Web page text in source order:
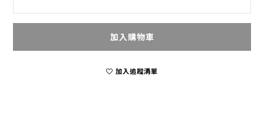
加入購物車
加入追蹤清單